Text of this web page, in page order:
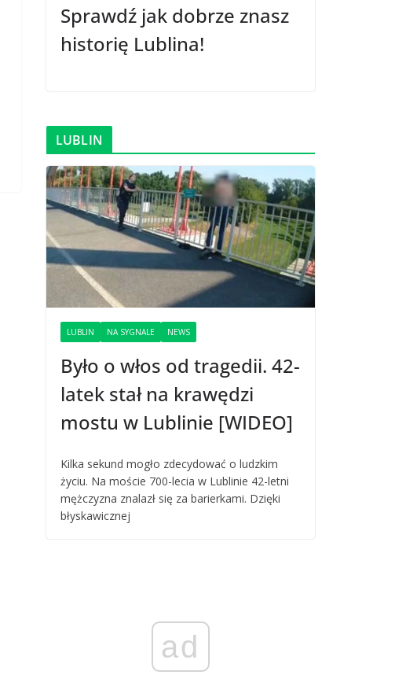
Sprawdź jak dobrze znasz
historię Lublina!
LUBLIN
LUBLIN NA SYGNALE NEWS
Było o włos od tragedii. 42-
latek stał na krawędzi
mostu w Lublinie [WIDEO]
Kilka sekund mogło zdecydować o ludzkim
życiu. Na moście 700-lecia w Lublinie 42-letni
mężczyzna znalazł się za barierkami. Dzięki
błyskawicznej
ad